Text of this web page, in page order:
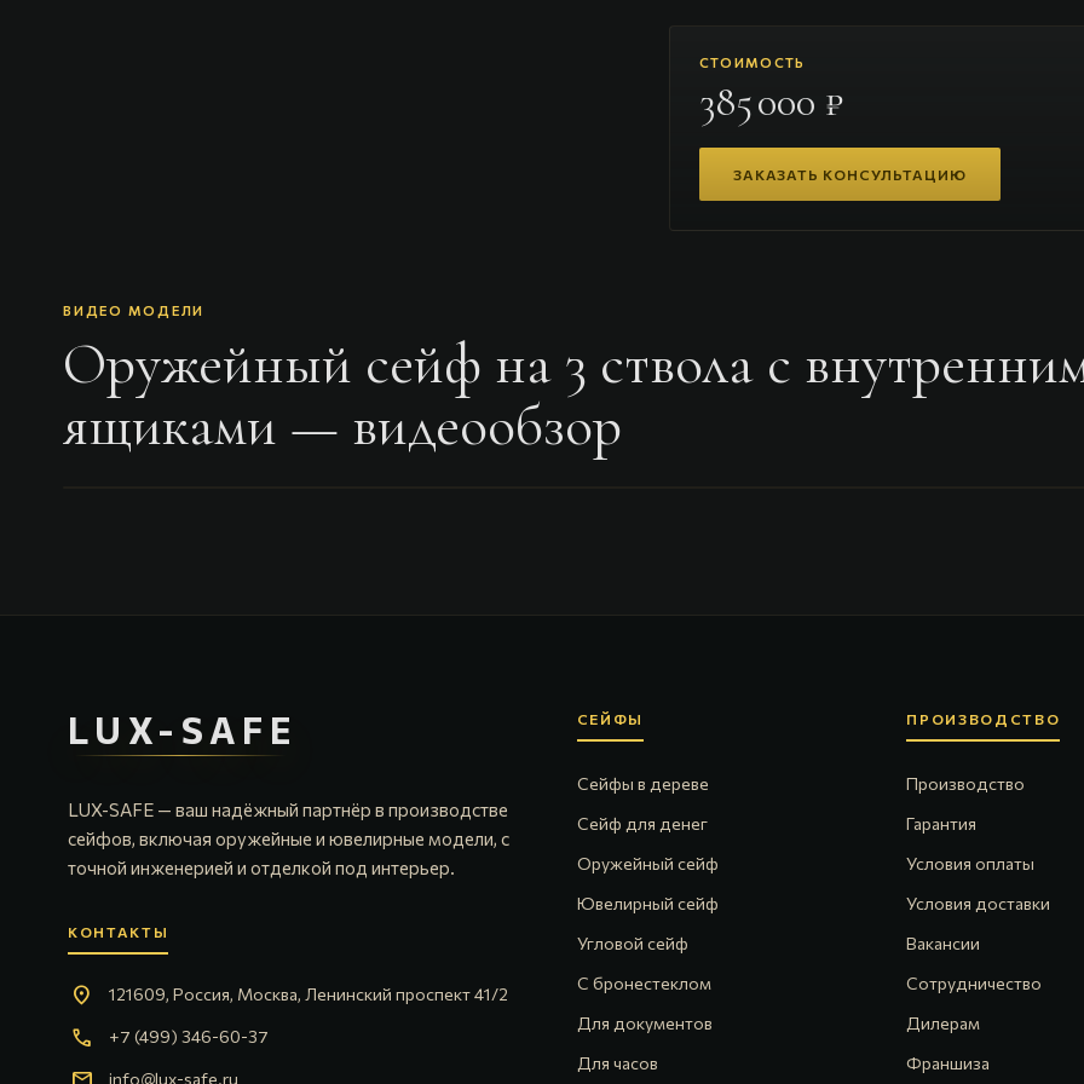
СТОИМОСТЬ
385 000 ₽
ЗАКАЗАТЬ КОНСУЛЬТАЦИЮ
ВИДЕО МОДЕЛИ
Оружейный сейф на 3 ствола с
ящиками — видеообзор
LUX-SAFE
LUX-SAFE — ваш надёжный партнёр в производстве
сейфов, включая оружейные и ювелирные модели, с
точной инженерией и отделкой под интерьер.
КОНТАКТЫ
location_on 121609, Россия, Москва, Ленинский проспект 41/2
call +7 (499) 346-60-37
info@lux-safe.ru
СЕЙФЫ
Сейфы в дереве
Сейф для денег
Оружейный сейф
Ювелирный сейф
Угловой сейф
С бронестеклом
Для документов
Для часов
ПРОИЗВОДСТВО
Производство
Гарантия
Условия оплаты
Условия доставки
Вакансии
Сотрудничество
Дилерам
Франшиза